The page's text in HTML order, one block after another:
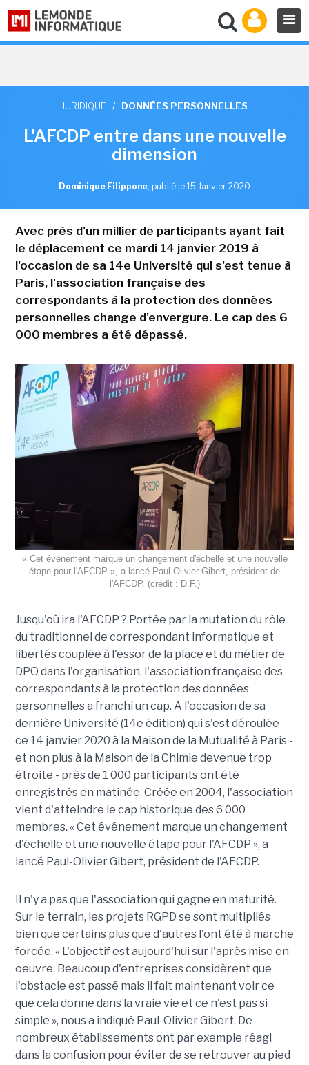
JURIDIQUE / DONNÉES PERSONNELLES
L'AFCDP entre dans une nouvelle
dimension
Dominique Filippone, publié le 15 Janvier 2020
Avec près d'un millier de participants ayant fait
le déplacement ce mardi 14 janvier 2019 à
l'occasion de sa 14e Université qui s'est tenue à
Paris, l'association française des
correspondants à la protection des données
personnelles change d'envergure. Le cap des 6
000 membres a été dépassé.
« Cet événement marque un changement d'échelle et une nouvelle
étape pour l'AFCDP », a lancé Paul-Olivier Gibert, président de
l'AFCDP. (crédit : D.F.)
Jusqu'où ira l'AFCDP ? Portée par la mutation du rôle
du traditionnel de correspondant informatique et
libertés couplée à l'essor de la place et du métier de
DPO dans l'organisation, l'association française des
correspondants à la protection des données
personnelles a franchi un cap. A l'occasion de sa
dernière Université (14e édition) qui s'est déroulée
ce 14 janvier 2020 à la Maison de la Mutualité à Paris -
et non plus à la Maison de la Chimie devenue trop
étroite - près de 1 000 participants ont été
enregistrés en matinée. Créée en 2004, l'association
vient d'atteindre le cap historique des 6 000
membres. « Cet événement marque un changement
d'échelle et une nouvelle étape pour l'AFCDP », a
lancé Paul-Olivier Gibert, président de l'AFCDP.
Il n'y a pas que l'association qui gagne en maturité.
Sur le terrain, les projets RGPD se sont multipliés
bien que certains plus que d'autres l'ont été à marche
forcée. « L'objectif est aujourd'hui sur l'après mise en
oeuvre. Beaucoup d'entreprises considèrent que
l'obstacle est passé mais il fait maintenant voir ce
que cela donne dans la vraie vie et ce n'est pas si
simple », nous a indiqué Paul-Olivier Gibert. De
nombreux établissements ont par exemple réagi
dans la confusion pour éviter de se retrouver au pied